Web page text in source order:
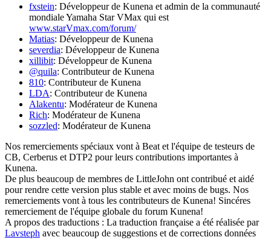
fxstein: Développeur de Kunena et admin de la communauté
mondiale Yamaha Star VMax qui est
www.starVmax.com/forum/
Matias: Développeur de Kunena
severdia: Développeur de Kunena
xillibit: Développeur de Kunena
@quila: Contributeur de Kunena
810: Contributeur de Kunena
LDA: Contributeur de Kunena
Alakentu: Modérateur de Kunena
Rich: Modérateur de Kunena
sozzled: Modérateur de Kunena
Nos remerciements spéciaux vont à Beat et l'équipe de testeurs de
CB, Cerberus et DTP2 pour leurs contributions importantes à
Kunena.
De plus beaucoup de membres de LittleJohn ont contribué et aidé
pour rendre cette version plus stable et avec moins de bugs. Nos
remerciements vont à tous les contributeurs de Kunena! Sincéres
remerciement de l'équipe globale du forum Kunena!
A propos des traductions : La traduction française a été réalisée par
Lavsteph avec beaucoup de suggestions et de corrections données